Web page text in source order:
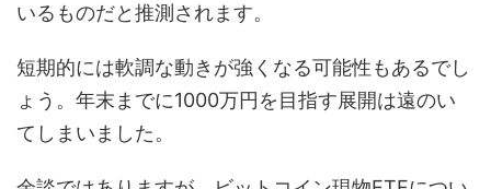
いるものだと推測されます。
短期的には軟調な動きが強くなる可能性もあるでし
ょう。年末までに1000万円を目指す展開は遠のい
てしまいました。